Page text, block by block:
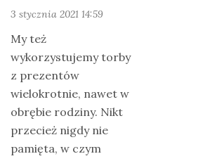
3 stycznia 2021 14:59
My też
wykorzystujemy torby
z prezentów
wielokrotnie, nawet w
obrębie rodziny. Nikt
przecież nigdy nie
pamięta, w czym